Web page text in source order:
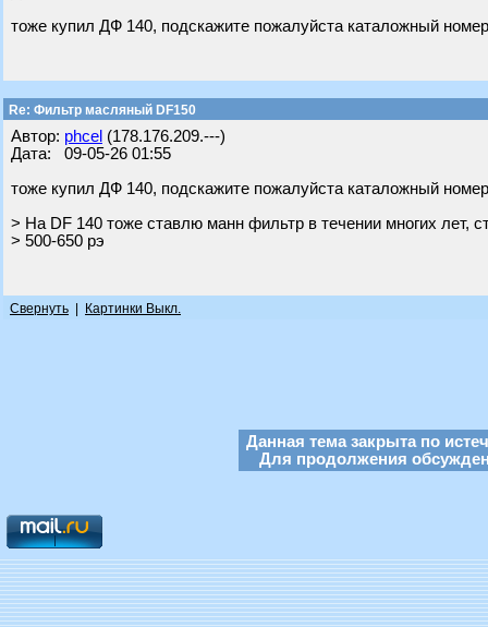
тоже купил ДФ 140, подскажите пожалуйста каталожный
Re: Фильтр масляный DF150
Автор: phcel (178.176.209.---)
Дата: 09-05-26 01:55
тоже купил ДФ 140, подскажите пожалуйста каталожный
> На DF 140 тоже ставлю манн фильтр в течении многих лет,
> 500-650 рэ
Свернуть Картинки Выкл.
Данная тема закрыта по
Для продолжения